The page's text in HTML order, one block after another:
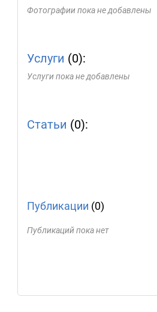
Фотографии пока не добавлены
Услуги (0):
Услуги пока не добавлены
Статьи (0):
Публикации (0)
Публикаций пока нет